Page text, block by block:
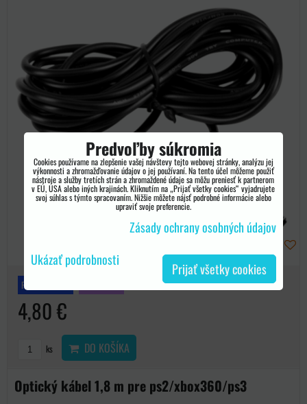
PLAYSTATION 3
4,80 €
ks DO KOŠÍKA
Optický kábel 1,8 m pre ps2/xbox360/ps3
Predvoľby súkromia
Cookies používame na zlepšenie vašej návštevy tejto webovej stránky, analýzu jej
výkonnosti a zhromažďovanie údajov o jej používaní. Na tento účel môžeme použiť
nástroje a služby tretích strán a zhromaždené údaje sa môžu preniesť k partnerom
v EÚ, USA alebo iných krajinách. Kliknutím na „Prijať všetky cookies“ vyjadrujete
svoj súhlas s týmto spracovaním. Nižšie môžete nájsť podrobné informácie alebo
upraviť svoje preferencie.
Zásady ochrany osobných údajov
Ukázať podrobnosti
Prijať všetky cookies